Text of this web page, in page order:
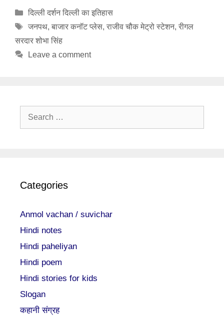
Categories
दिल्ली दर्शन दिल्ली का इतिहास
Tags
जनपथ, बाजार कनॉट प्लेस, राजीव चौक मेट्रो स्टेशन, रीगल
सरदार शोभा सिंह
Leave a comment
Search
Categories
Anmol vachan / suvichar
Hindi notes
Hindi paheliyan
Hindi poem
Hindi stories for kids
Slogan
कहानी संग्रह